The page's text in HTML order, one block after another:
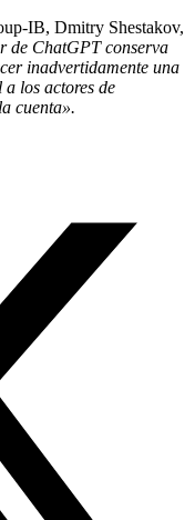
IB, Dmitry Shestakov,
de ChatGPT conserva
inadvertidamente una
los actores de
cuenta».